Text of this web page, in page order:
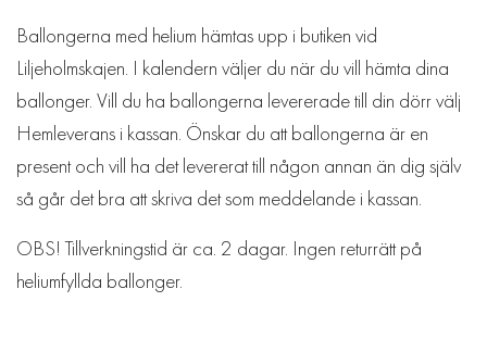
Ballongerna med helium hämtas upp i butiken vid
Liljeholmskajen. I kalendern väljer du när du vill hämta dina
ballonger. Vill du ha ballongerna levererade till din dörr välj
Hemleverans i kassan. Önskar du att ballongerna är en
present och vill ha det levererat till någon annan än dig själv
så går det bra att skriva det som meddelande i kassan.
OBS! Tillverkningstid är ca. 2 dagar. Ingen returrätt på
heliumfyllda ballonger.